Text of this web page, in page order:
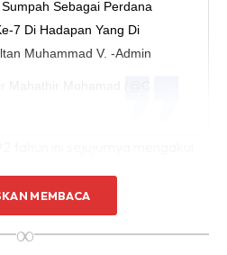
Sebagai Perdana
7 Di Hadapan Yang Di
Muhammad V. -Admin
sebagai isteri Perdana
doktor yang disandang banyak
pada MajalahKeluarga
ada tetapi kerana sudah
MEMBACA
∞